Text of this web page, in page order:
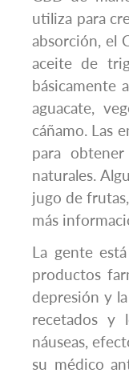
utiliza para
absorción, el
aceite de
básicamente
aguacate,
cáñamo. Las
para
naturales.
jugo de
más
La gente
productos
depresión y
recetados y
náuseas,
su médico